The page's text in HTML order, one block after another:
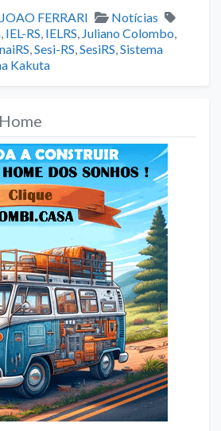
Author
JOAO FERRARI Categories
Notícias
Tags
, IEL-RS, IELRS, Juliano Colombo,
,Sesi-RS,SesiRS,Sistema
Kakuta